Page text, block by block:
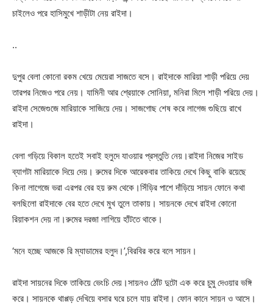
চাইলেও পরে হাসিমুখে শাড়ীটা নেয় রাইদা।
..
দুপুর বেলা কোনো রকম খেয়ে মেয়েরা সাজতে বসে। রাইদাকে মারিয়া শাড়ী পরিয়ে দেয়
তারপর নিজেও পরে নেয়। যামিনী আর শ্রেয়াকে সোনিয়া, মনিরা মিলে শাড়ী পরিয়ে দেয়।
রাইদা সেজেগুজে মারিয়াকে সাজিয়ে দেয়। সাজগোছ শেষ করে লাগেজ গুছিয়ে রাখে
রাইদা।
বেলা গড়িয়ে বিকাল হতেই সবাই হলুদে যাওয়ার প্রস্তুতি নেয়।রাইদা নিজের সাইড
ব্যাগটা মারিয়াকে দিয়ে দেয়। রুমের দিকে আরেকবার তাকিয়ে দেখে কিছু বাকি রয়েছে
কিনা লাগেজে ভরা এরপর বের হয় রুম থেকে।সিঁড়ির পাশে দাঁড়িয়ে সায়ন ফোনে কথা
বলছিলো রাইদাকে বের হতে দেখে মুখ তুলে তাকায়। সায়নকে দেখে রাইদা কোনো
রিয়াকশন দেয় না।রুমের দরজা লাগিয়ে হাঁটতে থাকে।
‘মনে হচ্ছে আজকে রি ম্যাডামের হলুদ।’,বিরবির করে বলে সায়ন।
রাইদা সায়নের দিকে তাকিয়ে ভেংচি দেয়।সায়নও ঠোঁট দুটো এক করে চুমু দেওয়ার ভঙ্গি
করে। সায়নকে থাপ্পড় দেখিয়ে বসার ঘরে চলে যায় রাইদা। ফোন কানে সায়ন ও আসে।